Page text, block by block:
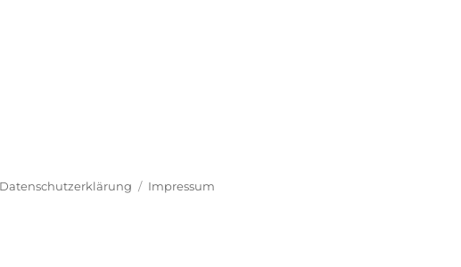
Datenschutzerklärung Impressum